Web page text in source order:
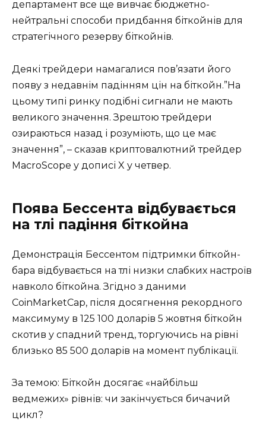
департамент все ще вивчає бюджетно-
нейтральні способи придбання біткойнів для
стратегічного резерву біткойнів.
Деякі трейдери намагалися пов’язати його
появу з недавнім падінням цін на біткойн.”На
цьому типі ринку подібні сигнали не мають
великого значення. Зрештою трейдери
озираються назад і розуміють, що це має
значення”, – сказав криптовалютний трейдер
MacroScope у дописі X у четвер.
Поява Бессента відбувається
на тлі падіння біткойна
Демонстрація Бессентом підтримки біткойн-
бара відбувається на тлі низки слабких настроїв
навколо біткойна. Згідно з даними
CoinMarketCap, після досягнення рекордного
максимуму в 125 100 доларів 5 жовтня біткойн
скотив у спадний тренд, торгуючись на рівні
близько 85 500 доларів на момент публікації.
За темою: Біткойн досягає «найбільш
ведмежих» рівнів: чи закінчується бичачий
цикл?